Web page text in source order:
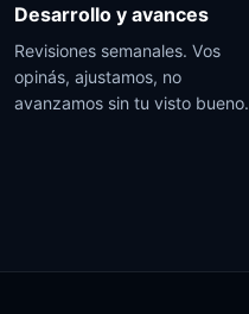
Desarrollo y avances
Revisiones semanales. Vos
opinás, ajustamos, no
avanzamos sin tu visto bueno.